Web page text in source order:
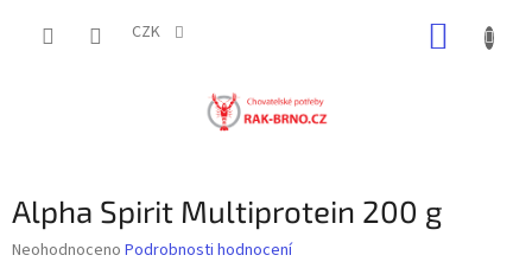
CZK
Alpha Spirit Multiprotein 200 g
Průměrné
Neohodnoceno Podrobnosti hodnocení